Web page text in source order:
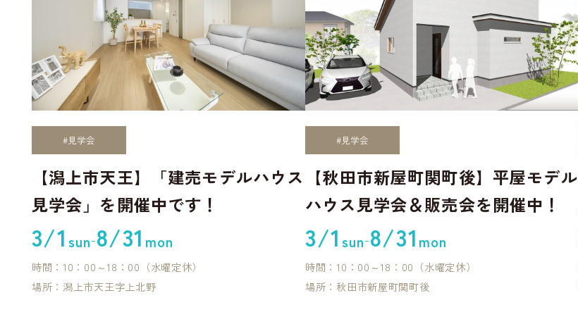
#見学会
【潟上市天王】「建売モデルハウス
見学会」を開催中です！
3/1 sun-8/31 mon
時間：10：00～18：00（水曜定休）
場所：潟上市天王字上北野
#見学会
【秋田市新屋町関町後】平屋モデル
ハウス見学会＆販売会を開催中！
3/1 sun-8/31 mon
時間：10：00～18：00（水曜定休）
場所：秋田市新屋町関町後